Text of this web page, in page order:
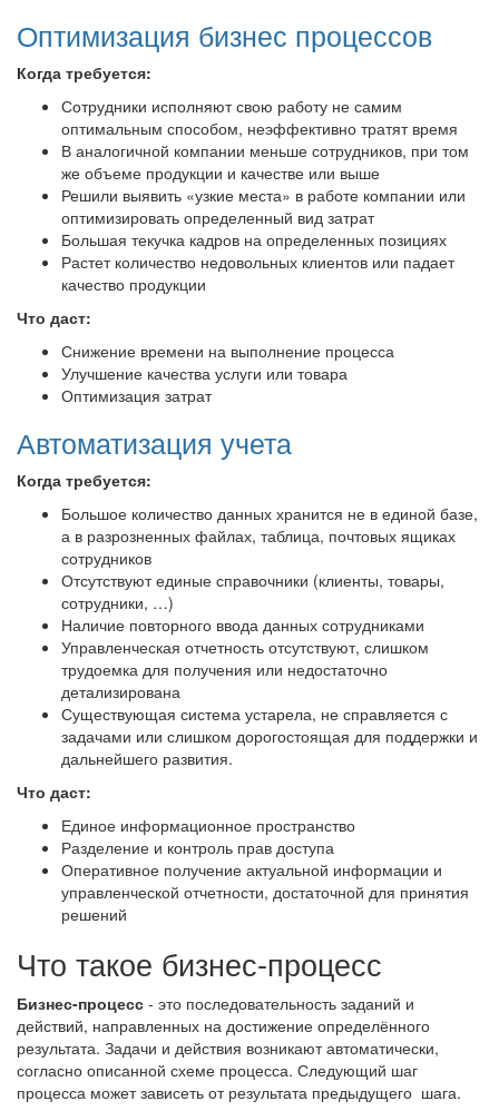
Оптимизация бизнес процессов
Когда требуется:
Сотрудники исполняют свою работу не самим
оптимальным способом, неэффективно тратят время
В аналогичной компании меньше сотрудников, при том
же объеме продукции и качестве или выше
Решили выявить «узкие места» в работе компании или
оптимизировать определенный вид затрат
Большая текучка кадров на определенных позициях
Растет количество недовольных клиентов или падает
качество продукции
Что даст:
Снижение времени на выполнение процесса
Улучшение качества услуги или товара
Оптимизация затрат
Автоматизация учета
Когда требуется:
Большое количество данных хранится не в единой базе,
а в разрозненных файлах, таблица, почтовых ящиках
сотрудников
Отсутствуют единые справочники (клиенты, товары,
сотрудники, …)
Наличие повторного ввода данных сотрудниками
Управленческая отчетность отсутствуют, слишком
трудоемка для получения или недостаточно
детализирована
Существующая система устарела, не справляется с
задачами или слишком дорогостоящая для поддержки и
дальнейшего развития.
Что даст:
Единое информационное пространство
Разделение и контроль прав доступа
Оперативное получение актуальной информации и
управленческой отчетности, достаточной для принятия
решений
Что такое бизнес-процесс
Бизнес-процесс - это последовательность заданий и
действий, направленных на достижение определённого
результата. Задачи и действия возникают автоматически,
согласно описанной схеме процесса. Следующий шаг
процесса может зависеть от результата предыдущего шага.